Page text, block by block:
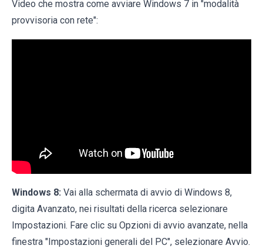
Video che mostra come avviare Windows 7 in "modalità
provvisoria con rete":
Windows 8: Vai alla schermata di avvio di Windows 8,
digita Avanzato, nei risultati della ricerca selezionare
Impostazioni. Fare clic su Opzioni di avvio avanzate, nella
finestra "Impostazioni generali del PC", selezionare Avvio.